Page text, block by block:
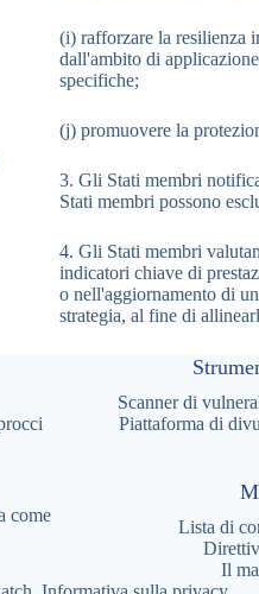
(i) rafforzare la resilienza
dall'ambito di
specifiche;
(j) promuovere la
3. Gli Stati membri
Stati membri possono
4. Gli Stati membri
indicatori chiave di
o nell'aggiornamento di
strategia, al fine di
come
Scanner di
Piattaforma di
Lista di
Il